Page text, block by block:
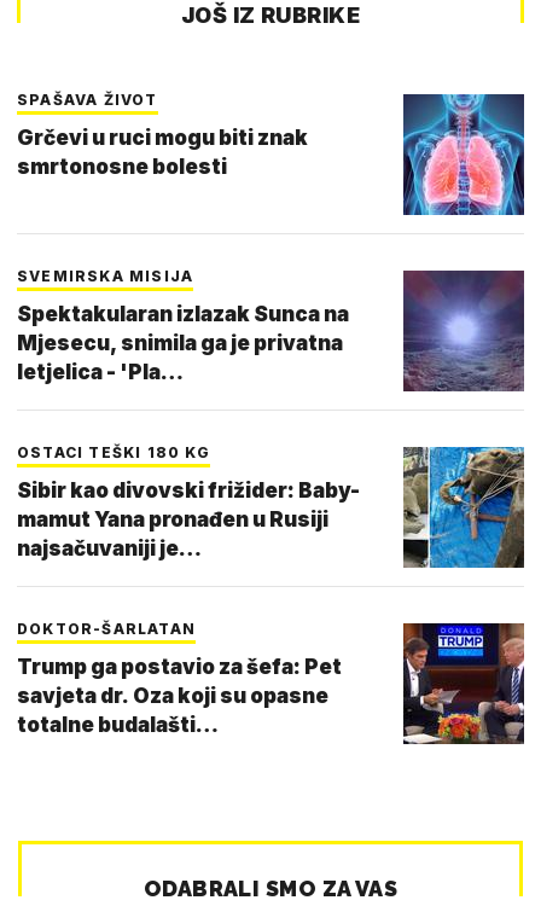
JOŠ IZ RUBRIKE
SPAŠAVA ŽIVOT
Grčevi u ruci mogu biti znak
smrtonosne bolesti
SVEMIRSKA MISIJA
Spektakularan izlazak Sunca na
Mjesecu, snimila ga je privatna
letjelica - 'Pla…
OSTACI TEŠKI 180 KG
Sibir kao divovski frižider: Baby-
mamut Yana pronađen u Rusiji
najsačuvaniji je…
DOKTOR-ŠARLATAN
Trump ga postavio za šefa: Pet
savjeta dr. Oza koji su opasne
totalne budalašti…